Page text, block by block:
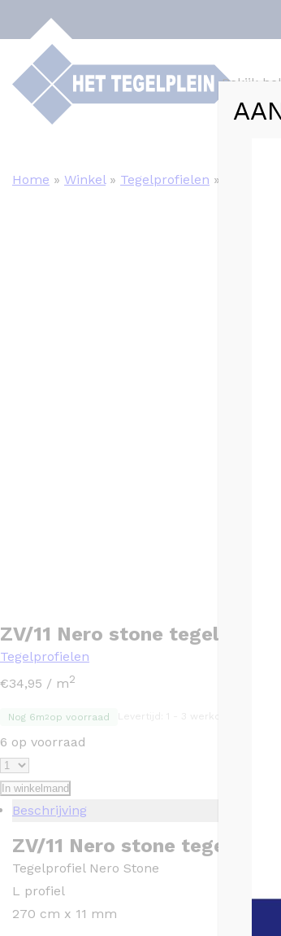
Bekijk
Home » Winkel » Tegelprofielen » ZV/11
ZV/11 Nero stone tegelprofiel
Tegelprofielen
€34,95 / m2
Nog 6m2op voorraad
6 op voorraad
In winkelmand
Beschrijving
ZV/11 Nero stone
Tegelprofiel Nero Stone
L profiel
270 cm x 11 mm